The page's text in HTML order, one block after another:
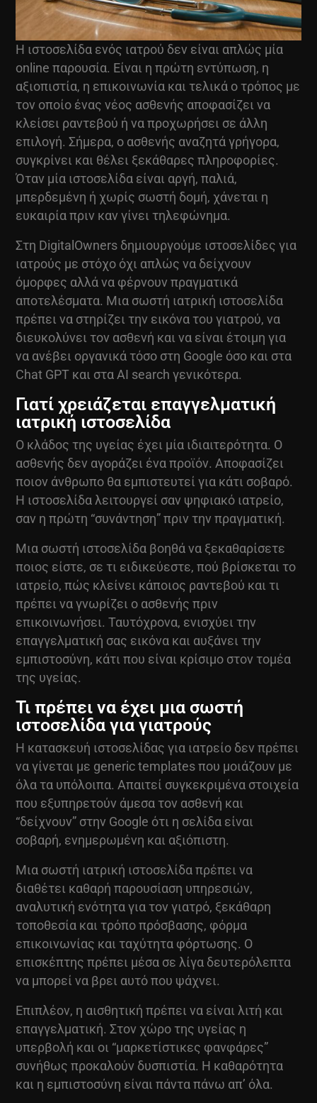
Η ιστοσελίδα ενός ιατρού δεν είναι απλώς μία
online παρουσία. Είναι η πρώτη εντύπωση, η
αξιοπιστία, η επικοινωνία και τελικά ο τρόπος με
τον οποίο ένας νέος ασθενής αποφασίζει να
κλείσει ραντεβού ή να προχωρήσει σε άλλη
επιλογή. Σήμερα, ο ασθενής αναζητά γρήγορα,
συγκρίνει και θέλει ξεκάθαρες πληροφορίες.
Όταν μία ιστοσελίδα είναι αργή, παλιά,
μπερδεμένη ή χωρίς σωστή δομή, χάνεται η
ευκαιρία πριν καν γίνει τηλεφώνημα.
Στη DigitalOwners δημιουργούμε ιστοσελίδες για
ιατρούς με στόχο όχι απλώς να δείχνουν
όμορφες αλλά να φέρνουν πραγματικά
αποτελέσματα. Μια σωστή ιατρική ιστοσελίδα
πρέπει να στηρίζει την εικόνα του γιατρού, να
διευκολύνει τον ασθενή και να είναι έτοιμη για
να ανέβει οργανικά τόσο στη Google όσο και στα
Chat GPT και στα AI search γενικότερα.
Γιατί χρειάζεται επαγγελματική
ιατρική ιστοσελίδα
Ο κλάδος της υγείας έχει μία ιδιαιτερότητα. Ο
ασθενής δεν αγοράζει ένα προϊόν. Αποφασίζει
ποιον άνθρωπο θα εμπιστευτεί για κάτι σοβαρό.
Η ιστοσελίδα λειτουργεί σαν ψηφιακό ιατρείο,
σαν η πρώτη “συνάντηση” πριν την πραγματική.
Μια σωστή ιστοσελίδα βοηθά να ξεκαθαρίσετε
ποιος είστε, σε τι ειδικεύεστε, πού βρίσκεται το
ιατρείο, πώς κλείνει κάποιος ραντεβού και τι
πρέπει να γνωρίζει ο ασθενής πριν
επικοινωνήσει. Ταυτόχρονα, ενισχύει την
επαγγελματική σας εικόνα και αυξάνει την
εμπιστοσύνη, κάτι που είναι κρίσιμο στον τομέα
της υγείας.
Τι πρέπει να έχει μια σωστή
ιστοσελίδα για γιατρούς
Η κατασκευή ιστοσελίδας για ιατρείο δεν πρέπει
να γίνεται με generic templates που μοιάζουν με
όλα τα υπόλοιπα. Απαιτεί συγκεκριμένα στοιχεία
που εξυπηρετούν άμεσα τον ασθενή και
“δείχνουν” στην Google ότι η σελίδα είναι
σοβαρή, ενημερωμένη και αξιόπιστη.
Μια σωστή ιατρική ιστοσελίδα πρέπει να
διαθέτει καθαρή παρουσίαση υπηρεσιών,
αναλυτική ενότητα για τον γιατρό, ξεκάθαρη
τοποθεσία και τρόπο πρόσβασης, φόρμα
επικοινωνίας και ταχύτητα φόρτωσης. Ο
επισκέπτης πρέπει μέσα σε λίγα δευτερόλεπτα
να μπορεί να βρει αυτό που ψάχνει.
Επιπλέον, η αισθητική πρέπει να είναι λιτή και
επαγγελματική. Στον χώρο της υγείας η
υπερβολή και οι “μαρκετίστικες φανφάρες”
συνήθως προκαλούν δυσπιστία. Η καθαρότητα
και η εμπιστοσύνη είναι πάντα πάνω απ’ όλα.